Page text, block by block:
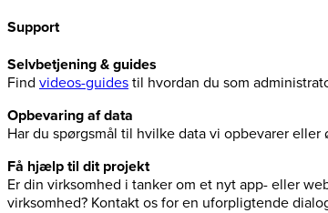
Support
Selvbetjening & guides
Find videos-guides til hvordan du som
Opbevaring af data
Har du spørgsmål til hvilke data vi opbevarer
Få hjælp til dit projekt
Er din virksomhed i tanker om et nyt app- eller
virksomhed? Kontakt os for en uforpligtende